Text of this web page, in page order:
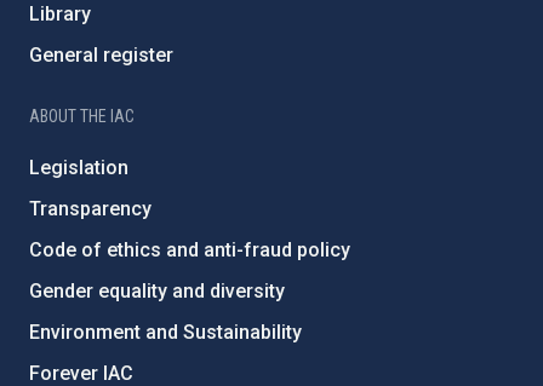
Library
General register
ABOUT THE IAC
Legislation
Transparency
Code of ethics and anti-fraud policy
Gender equality and diversity
Environment and Sustainability
Forever IAC